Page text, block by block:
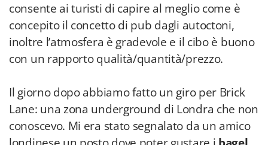
consente ai turisti di capire al meglio come è
concepito il concetto di pub dagli autoctoni,
inoltre l’atmosfera è gradevole e il cibo è buono
con un rapporto qualità/quantità/prezzo.
Il giorno dopo abbiamo fatto un giro per Brick
Lane: una zona underground di Londra che non
conoscevo. Mi era stato segnalato da un amico